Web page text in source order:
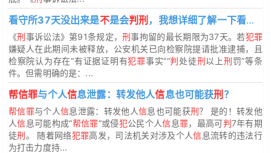
看守所37天没出来是不是会判刑 ，我想详细了解一下看守所37天是否一定
《刑事诉讼法》第91条规定，刑事拘留的最长期限为37天。若犯罪
嫌疑人在此期间未被释放，公安机关已向检察院提请批准逮捕，且
检察院认为存在“有证据证明有犯罪事实”“判处徒刑以上刑罚”等条
件。但需明确的是：...
帮信罪与个人信息泄露：转发他人信息也可能获刑 ？
帮信罪与个人信息泄露：转发他人信息也可能获刑？ 是的！转发他
人信息可能构成“帮信罪”或侵犯公民个人信息罪，最高可判7年有期
徒刑。 随着网络犯罪高发，司法机关对涉及个人信息流转的违法行
为打击力度持...